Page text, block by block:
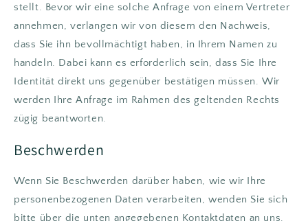
stellt. Bevor wir eine solche Anfrage von einem Vertreter
annehmen, verlangen wir von diesem den Nachweis,
dass Sie ihn bevollmächtigt haben, in Ihrem Namen zu
handeln. Dabei kann es erforderlich sein, dass Sie Ihre
Identität direkt uns gegenüber bestätigen müssen. Wir
werden Ihre Anfrage im Rahmen des geltenden Rechts
zügig beantworten.
Beschwerden
Wenn Sie Beschwerden darüber haben, wie wir Ihre
personenbezogenen Daten verarbeiten, wenden Sie sich
bitte über die unten angegebenen Kontaktdaten an uns.